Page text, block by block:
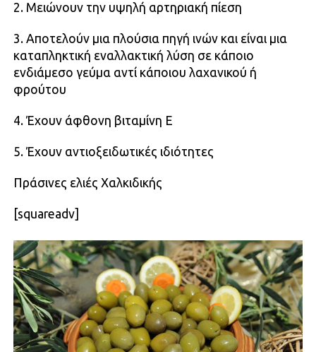
2. Μειώνουν την υψηλή αρτηριακή πίεση
3. Αποτελούν μια πλούσια πηγή ινών και είναι μια
καταπληκτική εναλλακτική λύση σε κάποιο
ενδιάμεσο γεύμα αντί κάποιου λαχανικού ή
φρούτου
4. Έχουν άφθονη βιταμίνη Ε
5. Έχουν αντιοξειδωτικές ιδιότητες
Πράσινες ελιές Χαλκιδικής
[squareadv]